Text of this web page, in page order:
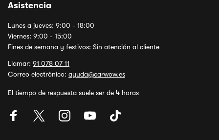
Asistencia
Lunes a jueves: 9:00 - 18:00
Viernes: 9:00 - 15:00
Fines de semana y festivos: Sin atención al cliente
Llamar: 91 078 07 11
Correo electrónico: ayuda@carwow.es
El tiempo de respuesta suele ser de 4 horas